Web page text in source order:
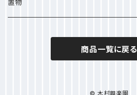
コーヒーカップ
徳利
置物
商品一覧に戻る
© 木村興楽園